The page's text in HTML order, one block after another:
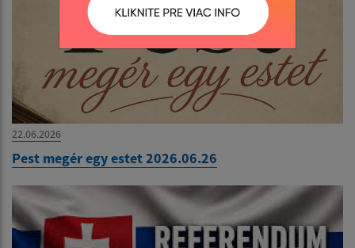
22.06.2026
Pest megér egy estet 2026.06.26